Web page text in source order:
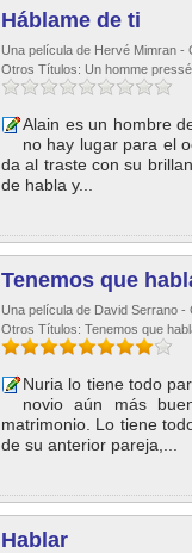
Háblame de ti
Una película de Hervé Mimran -
Otros Títulos: Un homme pressé
Alain es un hombre
no hay lugar para el
da al traste con su
de habla y...
Tenemos que
Una película de David Serrano -
Otros Títulos: Tenemos que
Nuria lo tiene todo
novio aún más
matrimonio. Lo tiene
de su anterior pareja,...
Hablar